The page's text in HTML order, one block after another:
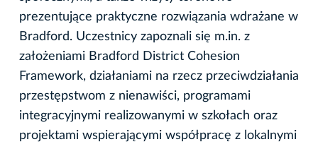
prezentujące praktyczne rozwiązania wdrażane w
Bradford. Uczestnicy zapoznali się m.in. z
założeniami Bradford District Cohesion
Framework, działaniami na rzecz przeciwdziałania
przestępstwom z nienawiści, programami
integracyjnymi realizowanymi w szkołach oraz
projektami wspierającymi współpracę z lokalnymi